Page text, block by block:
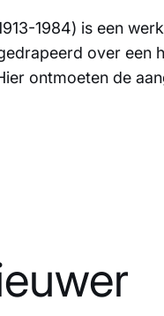
1984) is een
over een
ontmoeten de